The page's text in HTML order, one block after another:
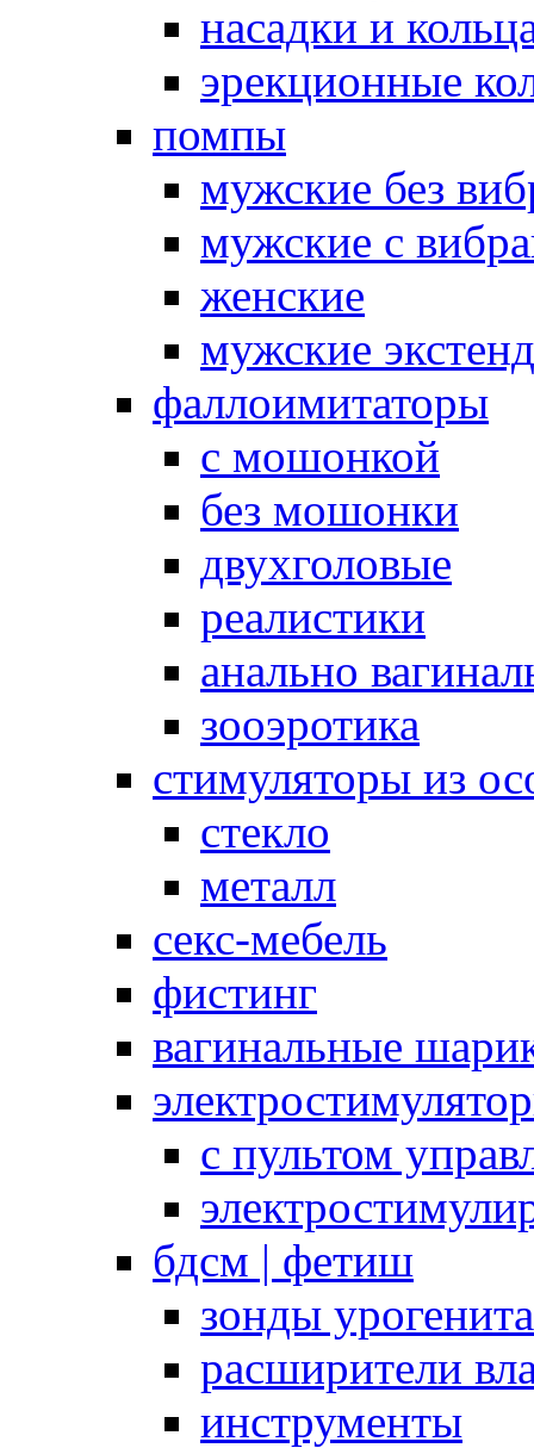
насадки и
эрекционные
помпы
мужские без
мужские с
женские
мужские
фаллоимитаторы
с мошонкой
без мошонки
двухголовые
реалистики
анально
зооэротика
стимуляторы из
стекло
металл
секс-мебель
фистинг
вагинальные
с пультом
бдсм | фетиш
зонды
расширители
инструменты